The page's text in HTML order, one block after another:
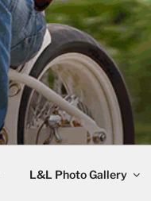
L&L Photo Gallery